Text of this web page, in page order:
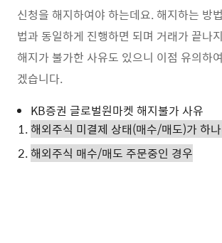
신청을 해지하여야 하는데요. 해지하는 방
법과 동일하게 진행하면 되며 거래가 끝나
해지가 불가한 사유도 있으니 이점 유의하
겠습니다.
KB증권 글로벌원마켓 해지불가 사유
해외주식 미결제 상태(매수/매도)가 하
해외주식 매수/매도 주문중인 경우